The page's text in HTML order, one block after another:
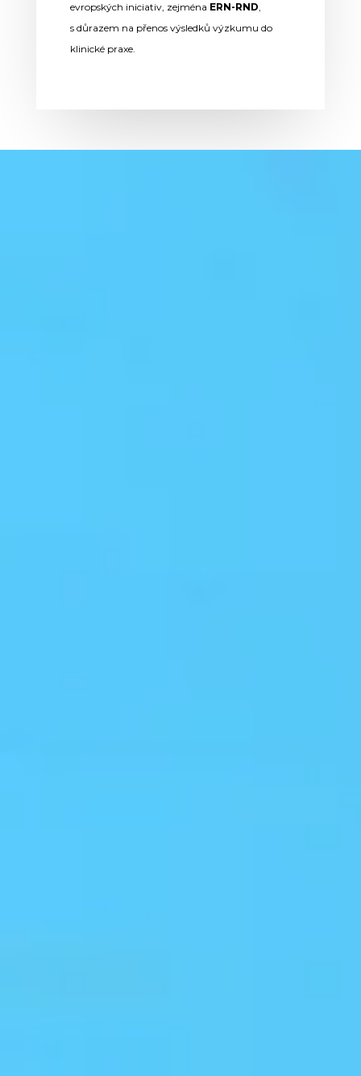
evropských iniciativ, zejména ERN-RND,
s důrazem na přenos výsledků výzkumu do
klinické praxe.